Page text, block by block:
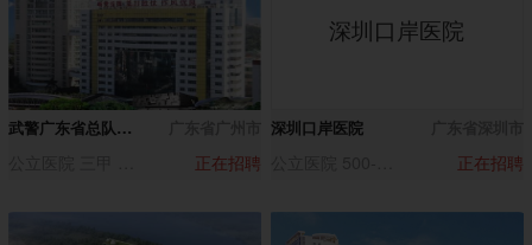
武警广东省总队医院
公立医院 三甲 500-1000人正在招聘
深圳口岸医院
深圳口岸医院
正在招聘